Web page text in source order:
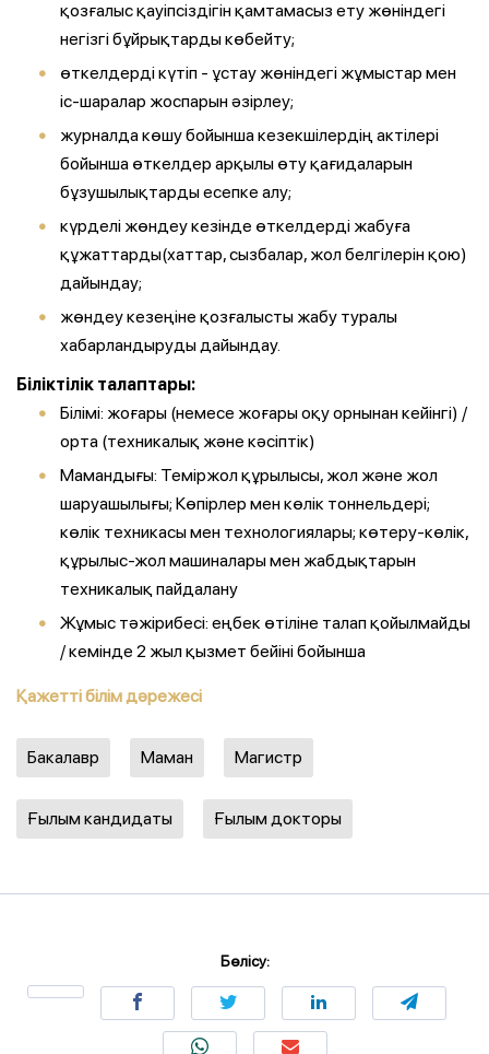
қозғалыс қауіпсіздігін қамтамасыз ету жөніндегі
негізгі бұйрықтарды көбейту;
өткелдерді күтіп - ұстау жөніндегі жұмыстар мен
іс-шаралар жоспарын әзірлеу;
журналда көшу бойынша кезекшілердің актілері
бойынша өткелдер арқылы өту қағидаларын
бұзушылықтарды есепке алу;
күрделі жөндеу кезінде өткелдерді жабуға
құжаттарды(хаттар, сызбалар, жол белгілерін қою)
дайындау;
жөндеу кезеңіне қозғалысты жабу туралы
хабарландыруды дайындау.
Біліктілік талаптары:
Білімі: жоғары (немесе жоғары оқу орнынан кейінгі) /
орта (техникалық және кәсіптік)
Мамандығы: Теміржол құрылысы, жол және жол
шаруашылығы; Көпірлер мен көлік тоннельдері;
көлік техникасы мен технологиялары; көтеру-көлік,
құрылыс-жол машиналары мен жабдықтарын
техникалық пайдалану
Жұмыс тәжірибесі: еңбек өтіліне талап қойылмайды
/ кемінде 2 жыл қызмет бейіні бойынша
Қажетті білім дәрежесі
Бакалавр Маман Магистр
Ғылым кандидаты Ғылым докторы
Бөлісу: